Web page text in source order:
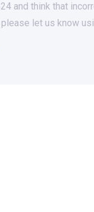
and think that
let us know